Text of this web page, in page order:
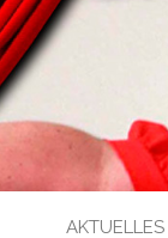
AKTUELLES